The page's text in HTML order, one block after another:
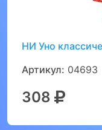
НИ Уно
Артикул: 04693
308